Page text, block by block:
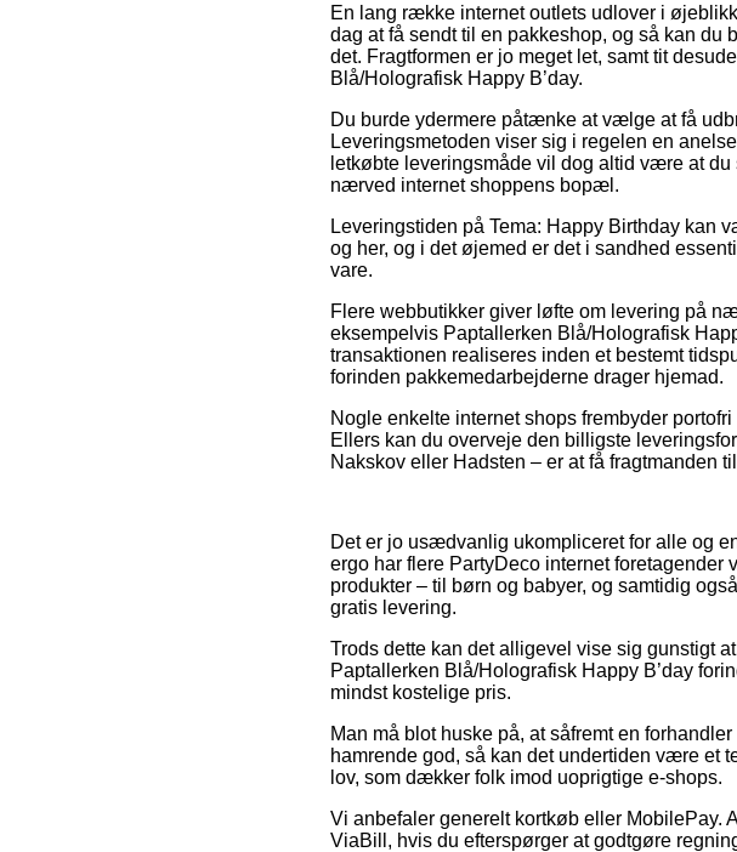
En lang række internet outlets udlover i
dag at få sendt til en pakkeshop, og så kan du
det. Fragtformen er jo meget let, samt tit
Blå/Holografisk Happy B’day.
Du burde ydermere påtænke at vælge at få
Leveringsmetoden viser sig i regelen en
letkøbte leveringsmåde vil dog altid være at
nærved internet shoppens bopæl.
Leveringstiden på Tema: Happy Birthday kan
og her, og i det øjemed er det i sandhed
vare.
Flere webbutikker giver løfte om levering på
eksempelvis Paptallerken Blå/Holografisk
transaktionen realiseres inden et bestemt
forinden pakkemedarbejderne drager hjemad.
Nogle enkelte internet shops frembyder
Ellers kan du overveje den billigste
Nakskov eller Hadsten – er at få fragtmanden
Det er jo usædvanlig ukompliceret for alle og
ergo har flere PartyDeco internet
produkter – til børn og babyer, og samtidig
gratis levering.
Trods dette kan det alligevel vise sig gunstigt
Paptallerken Blå/Holografisk Happy B’day
mindst kostelige pris.
Man må blot huske på, at såfremt en
hamrende god, så kan det undertiden være et
lov, som dækker folk imod uoprigtige e-shops.
Vi anbefaler generelt kortkøb eller MobilePay.
ViaBill, hvis du efterspørger at godtgøre